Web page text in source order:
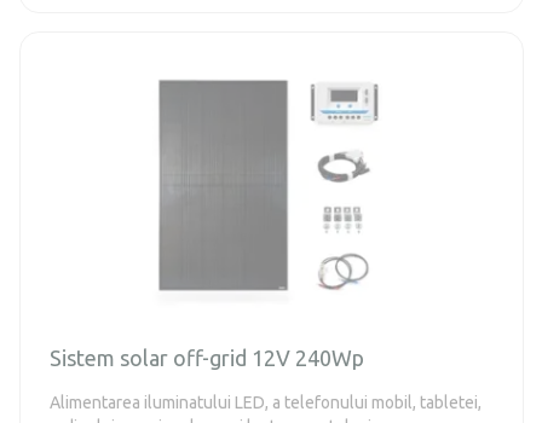
Sistem solar off-grid 12V 240Wp
Alimentarea iluminatului LED, a telefonului mobil, tabletei,